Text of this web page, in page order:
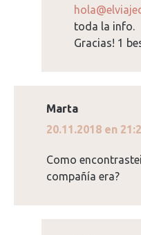
toda la info.
Gracias! 1
Marta
dice:
20.11.2018 en
Como
compañía era?